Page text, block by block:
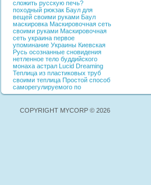
сложить русскую печь?
походный рюкзак Баул для
вещей своими руками Баул
маскировка Маскировочная сеть
своими руками Маскировочная
сеть украина первое
упоминание Украины Киевская
Русь осознанные сновидения
нетленное тело буддийского
монаха астрал Lucid Dreaming
Теплица из пластиковых труб
своими теплица Простой способ
саморегулируемого по
COPYRIGHT MYCORP © 2026